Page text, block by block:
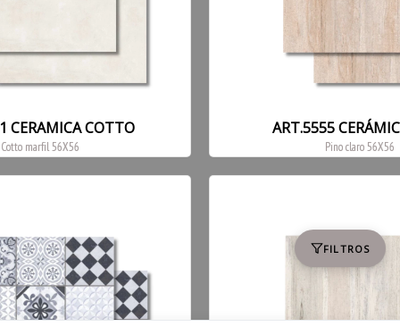
FILTROS
CERAMICA COTTO
Cotto marfil 56X56
ART.5555
Pino claro 56X56